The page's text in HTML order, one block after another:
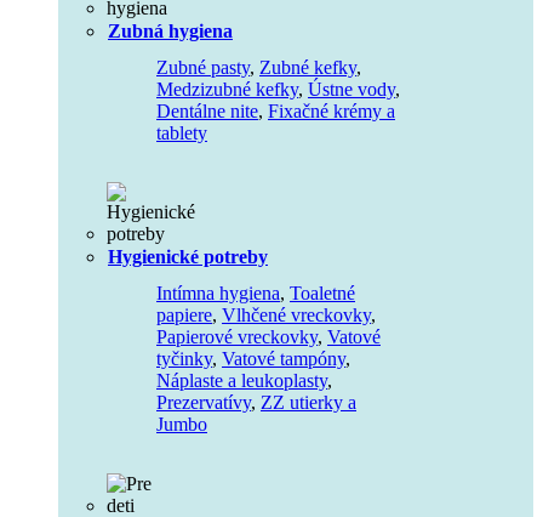
Zubná hygiena
Zubné pasty, Zubné kefky,
Medzizubné kefky, Ústne vody,
Dentálne nite, Fixačné krémy a
tablety
Hygienické potreby
Intímna hygiena, Toaletné
papiere, Vlhčené vreckovky,
Papierové vreckovky, Vatové
tyčinky, Vatové tampóny,
Náplaste a leukoplasty,
Prezervatívy, ZZ utierky a
Jumbo